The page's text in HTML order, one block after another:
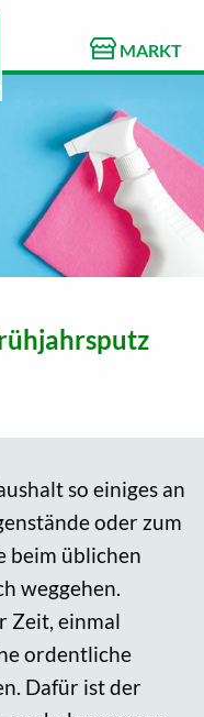
MARKT
so einiges an
oder zum
beim üblichen
weggehen.
Zeit, einmal
ordentliche
Dafür ist der